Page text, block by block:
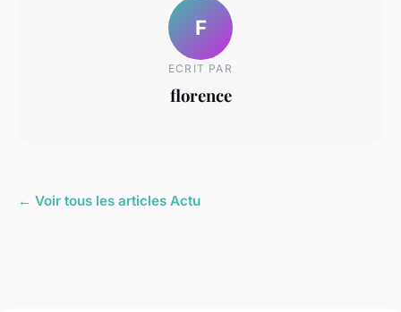
F
ECRIT PAR
florence
← Voir tous les articles Actu